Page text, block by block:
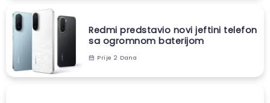
Redmi predstavio novi jeftini telefon
sa ogromnom baterijom
Prije 2 Dana